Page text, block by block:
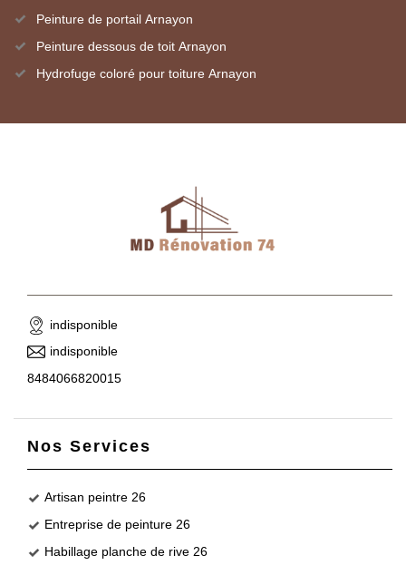
Peinture de portail Arnayon
Peinture dessous de toit Arnayon
Hydrofuge coloré pour toiture Arnayon
indisponible
indisponible
8484066820015
Nos Services
Artisan peintre 26
Entreprise de peinture 26
Habillage planche de rive 26